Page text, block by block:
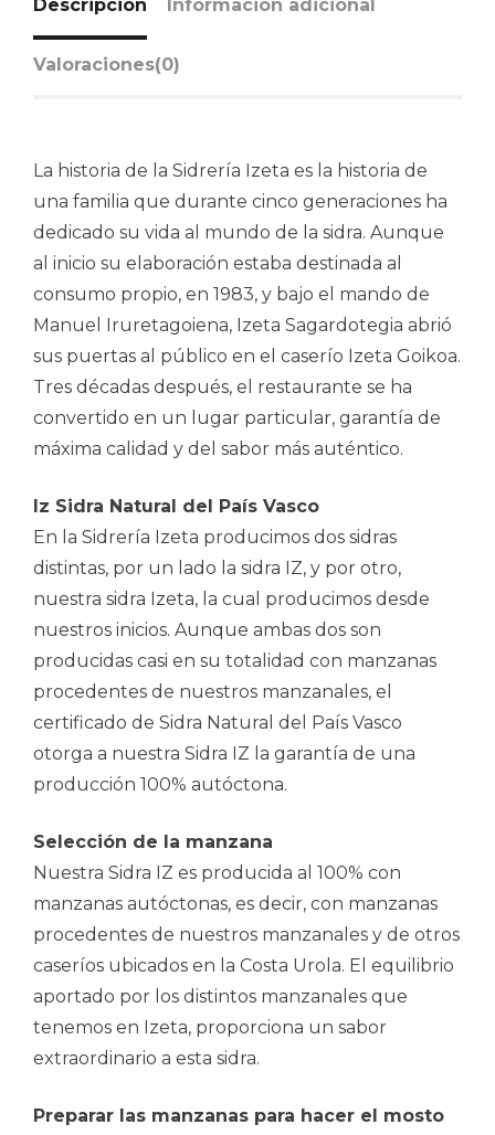
Descripción Información adicional
Valoraciones(0)
La historia de la Sidrería Izeta es la historia de
una familia que durante cinco generaciones ha
dedicado su vida al mundo de la sidra. Aunque
al inicio su elaboración estaba destinada al
consumo propio, en 1983, y bajo el mando de
Manuel Iruretagoiena, Izeta Sagardotegia abrió
sus puertas al público en el caserío Izeta Goikoa.
Tres décadas después, el restaurante se ha
convertido en un lugar particular, garantía de
máxima calidad y del sabor más auténtico.
Iz Sidra Natural del País Vasco
En la Sidrería Izeta producimos dos sidras
distintas, por un lado la sidra IZ, y por otro,
nuestra sidra Izeta, la cual producimos desde
nuestros inicios. Aunque ambas dos son
producidas casi en su totalidad con manzanas
procedentes de nuestros manzanales, el
certificado de Sidra Natural del País Vasco
otorga a nuestra Sidra IZ la garantía de una
producción 100% autóctona.
Selección de la manzana
Nuestra Sidra IZ es producida al 100% con
manzanas autóctonas, es decir, con manzanas
procedentes de nuestros manzanales y de otros
caseríos ubicados en la Costa Urola. El equilibrio
aportado por los distintos manzanales que
tenemos en Izeta, proporciona un sabor
extraordinario a esta sidra.
Preparar las manzanas para hacer el mosto